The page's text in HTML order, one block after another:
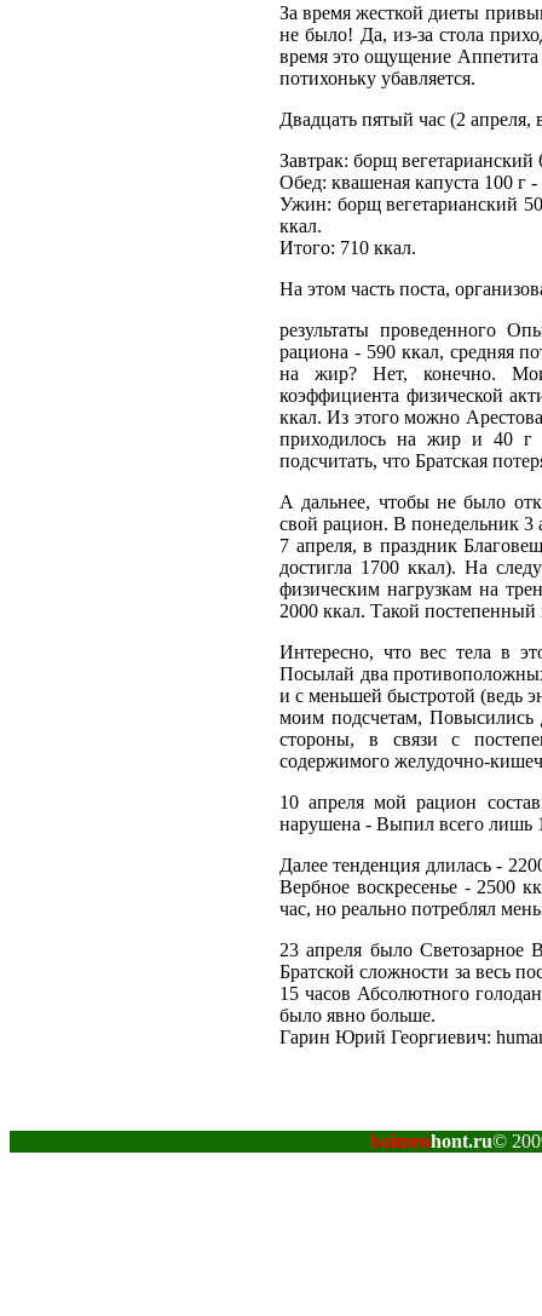
За время жесткой диеты
не было! Да, из-за стола
время это ощущение
потихоньку убавляется.
Двадцать пятый час (2 апреля,
Завтрак: борщ
Обед: квашеная капуста 100 г
Ужин: борщ вегетарианский
ккал.
Итого: 710 ккал.
На этом часть поста,
результаты проведенного
рациона - 590 ккал, средняя
на жир? Нет, конечно. Мои
коэффициента физической
ккал. Из этого можно
приходилось на жир и 40 г
подсчитать, что Братская
А дальнее, чтобы не было
свой рацион. В понедельник 3
7 апреля, в праздник
достигла 1700 ккал). На
физическим нагрузкам на
2000 ккал. Такой
Интересно, что вес тела в
Посылай два
и с меньшей быстротой (ведь
моим подсчетам, Повысились
стороны, в связи с
содержимого желудочно-
10 апреля мой рацион
нарушена - Выпил всего лишь
Далее тенденция длилась -
Вербное воскресенье - 2500
час, но реально потреблял
23 апреля было Светозарное
Братской сложности за весь
15 часов Абсолютного
было явно больше.
Гарин Юрий Георгиевич:
baimenhont.ru©